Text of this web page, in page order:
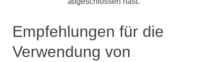
Empfehlungen für die
Verwendung von